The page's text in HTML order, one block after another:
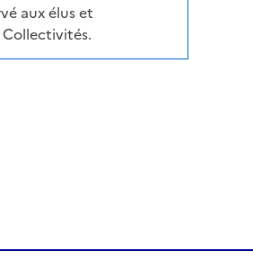
aux élus et